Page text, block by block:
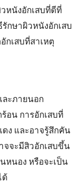
หนังอักเสบที่ดีที่
กษาผิวหนังอักเสบ
กเสบที่สาเหตุ
ละภายนอก
อน การอักเสบที่
ง และอาจรู้สึกคัน
จจะมีสิวอักเสบขึ้น
หนอง หรือจะเป็น
ด้